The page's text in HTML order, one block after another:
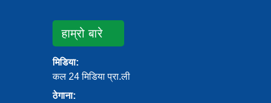
हाम्रो बारे
मिडिया:
कल 24 मिडिया प्रा.ली
ठेगाना: